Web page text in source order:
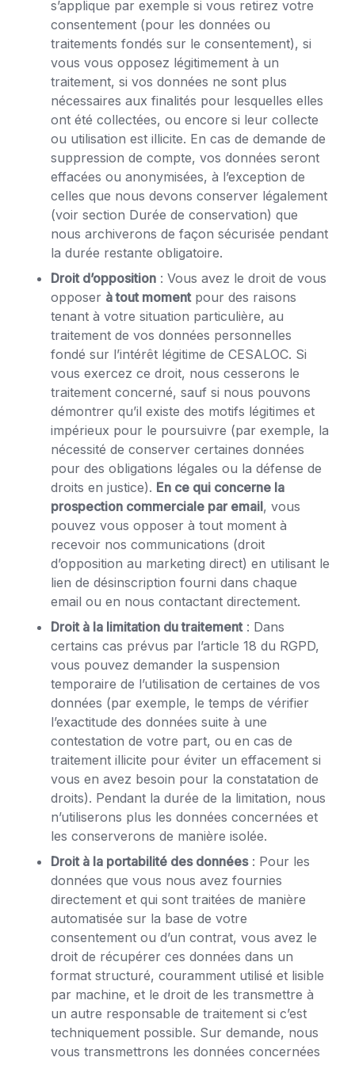
s’applique par exemple si vous retirez votre
consentement (pour les données ou
traitements fondés sur le consentement), si
vous vous opposez légitimement à un
traitement, si vos données ne sont plus
nécessaires aux finalités pour lesquelles elles
ont été collectées, ou encore si leur collecte
ou utilisation est illicite. En cas de demande de
suppression de compte, vos données seront
effacées ou anonymisées, à l’exception de
celles que nous devons conserver légalement
(voir section Durée de conservation) que
nous archiverons de façon sécurisée pendant
la durée restante obligatoire.
Droit d’opposition : Vous avez le droit de vous
opposer à tout momentpour des raisons
tenant à votre situation particulière, au
traitement de vos données personnelles
fondé sur l’intérêt légitime de CESALOC. Si
vous exercez ce droit, nous cesserons le
traitement concerné, sauf si nous pouvons
démontrer qu’il existe des motifs légitimes et
impérieux pour le poursuivre (par exemple, la
nécessité de conserver certaines données
pour des obligations légales ou la défense de
droits en justice). En ce qui concerne la
prospection commerciale par email, vous
pouvez vous opposer à tout moment à
recevoir nos communications (droit
d’opposition au marketing direct) en utilisant le
lien de désinscription fourni dans chaque
email ou en nous contactant directement.
Droit à la limitation du traitement: Dans
certains cas prévus par l’article 18 du RGPD,
vous pouvez demander la suspension
temporaire de l’utilisation de certaines de vos
données (par exemple, le temps de vérifier
l’exactitude des données suite à une
contestation de votre part, ou en cas de
traitement illicite pour éviter un effacement si
vous en avez besoin pour la constatation de
droits). Pendant la durée de la limitation, nous
n’utiliserons plus les données concernées et
les conserverons de manière isolée.
Droit à la portabilité des données: Pour les
données que vous nous avez fournies
directement et qui sont traitées de manière
automatisée sur la base de votre
consentement ou d’un contrat, vous avez le
droit de récupérer ces données dans un
format structuré, couramment utilisé et lisible
par machine, et le droit de les transmettre à
un autre responsable de traitement si c’est
techniquement possible. Sur demande, nous
vous transmettrons les données concernées